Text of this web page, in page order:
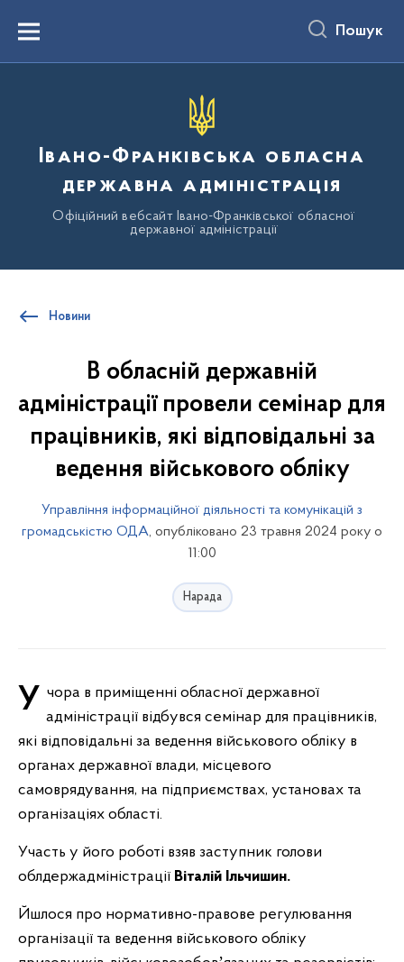
вмістуMenu Пошук
Івано-Франківська обласна
державна адміністрація
Офіційний вебсайт Івано-Франківської обласної
державної адміністрації
Новини
В обласній державній
адміністрації провели семінар для
працівників, які відповідальні за
ведення військового обліку
Управління інформаційної діяльності та комунікацій з
громадськістю ОДА, опубліковано 23 травня 2024 року о
11:00
Нарада
Учора в приміщенні обласної державної адміністрації відбувся семінар для працівників,
які відповідальні за ведення військового обліку в
органах державної влади, місцевого
самоврядування, на підприємствах, установах та
організаціях області.
Участь у його роботі взяв заступник голови
облдержадміністрації Віталій Ільчишин.
Йшлося про нормативно-правове регулювання
організації та ведення військового обліку